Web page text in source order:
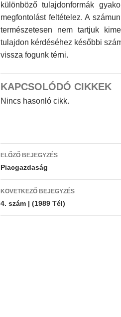
különböző tulajdonformák
meg­fontolást feltételez. A
termé­szetesen nem tartjuk
tulajdon kér­déséhez későbbi
vissza fogunk térni.
KAPCSOLÓDÓ CIKKEK
Nincs hasonló cikk.
Bejegyzés
navigáció
ELŐZŐ BEJEGYZÉS
Piacgazdaság
KÖVETKEZŐ BEJEGYZÉS
4. szám | (1989 Tél)